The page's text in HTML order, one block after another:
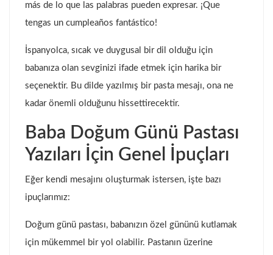
más de lo que las palabras pueden expresar. ¡Que
tengas un cumpleaños fantástico!
İspanyolca, sıcak ve duygusal bir dil olduğu için
babanıza olan sevginizi ifade etmek için harika bir
seçenektir. Bu dilde yazılmış bir pasta mesajı, ona ne
kadar önemli olduğunu hissettirecektir.
Baba Doğum Günü Pastası
Yazıları İçin Genel İpuçları
Eğer kendi mesajını oluşturmak istersen, işte bazı
ipuçlarımız:
Doğum günü pastası, babanızın özel gününü kutlamak
için mükemmel bir yol olabilir. Pastanın üzerine